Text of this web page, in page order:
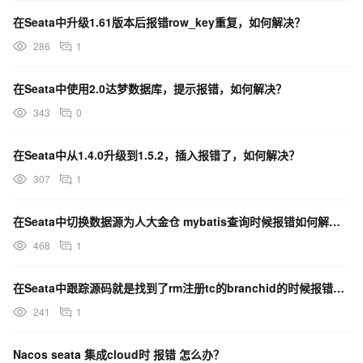
在Seata中升级1.61版本后报错row_key重复，如何解决？
286 1
在Seata中使用2.0达梦数据库，提示报错，如何解决？
343 0
在Seata中从1.4.0升级到1.5.2，插入报错了，如何解决？
307 1
在Seata中切换数据源为人大金仓 mybatis查询时候报错如何解决？
468 1
在Seata中跟踪源码就是找到了rm注册tc的branchid的时候报错，如何解决？
241 1
Nacos seata 集成cloud时 报错 怎么办？